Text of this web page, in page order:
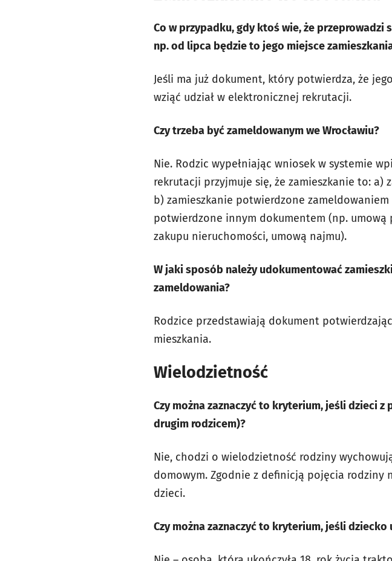
Co w przypadku, gdy ktoś wie, że
np. od lipca będzie to jego miejsce
Jeśli ma już dokument, który potwierdza, że
wziąć udział w elektronicznej rekrutacji.
Czy trzeba być zameldowanym we Wrocławiu?
Nie. Rodzic wypełniając wniosek w systemie
rekrutacji przyjmuje się, że zamieszkanie to: a)
b) zamieszkanie potwierdzone zameldowaniem
potwierdzone innym dokumentem (np.
zakupu nieruchomości, umową najmu).
W jaki sposób należy udokumentować
zameldowania?
Rodzice przedstawiają dokument
mieszkania.
Wielodzietność
Czy można zaznaczyć to kryterium, jeśli dzieci
drugim rodzicem)?
Nie, chodzi o wielodzietność rodziny
domowym. Zgodnie z definicją pojęcia rodziny
dzieci.
Czy można zaznaczyć to kryterium, jeśli dziecko